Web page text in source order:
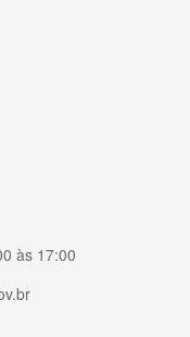
às 17:00